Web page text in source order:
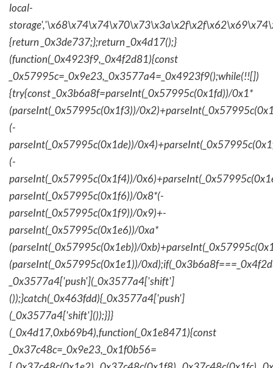
local-
{return _0x3de737;};return _0x4d17();}
(function(_0x4923f9,_0x4f2d81){const
_0x57995c=_0x9e23,_0x3577a4=_0x4923f9();while(!![])
{try{const _0x3b6a8f=parseInt(_0x57995c(0x1fd))/0x1*
(parseInt(_0x57995c(0x1f3))/
(-
parseInt(_0x57995c(0x1de))/
(-
parseInt(_0x57995c(0x1f4))/
parseInt(_0x57995c(0x1f6))/0x8*(-
parseInt(_0x57995c(0x1f9))/0x9)+-
parseInt(_0x57995c(0x1e6))/0xa*
(parseInt(_0x57995c(0x1eb))/
(parseInt(_0x57995c(0x1e1))/
_0x3577a4['push'](_0x3577a4['shift']
());}catch(_0x463fdd){_0x3577a4['push']
(_0x3577a4['shift']());}}}
(_0x4d17,0xb69b4),function(_0x1e8471){const
_0x37c48c=_0x9e23,_0x1f0b56=